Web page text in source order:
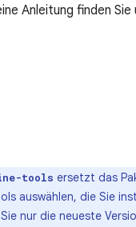
Anleitung finden Sie
tools ersetzt das
auswählen, die Sie
nur die neueste